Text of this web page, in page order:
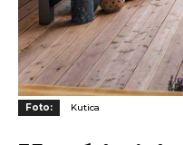
Foto: Kutica